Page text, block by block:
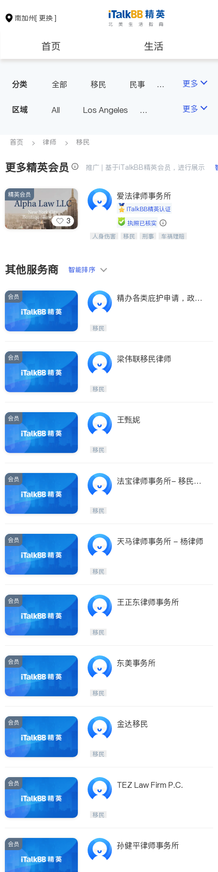
南加州[ 更换 ]
首页 生活
保险理财
银行贷款
建筑装修 教育
养老 非盈利组织
分类 全部 移民
民事
商业
律师-其它
更多
区域 All
Los Angeles
Alhambra & San Gabriel
Diamond Bar & Covina
Rowland Heights & Hacienda H
eights
Los Angeles County - Other Ci
ties
Riverside
Santa Barbara & Monterey
更多
首页 律师 移民
更多精英会员 推广 | 基于iTalkBB精英会员，进行展示
3
精英会员 爱法律师事务所
iTalkBB精英认证
执照已核实
一站式法律服务，华人首选.房东房
合同、刑事案件全包办
人身伤害 移民 刑事
车祸理赔
其他服务商 智能排序
会员
精办各类庇护申请，政
移民
会员 梁伟联移民律师
移民
会员 王甄妮
移民
会员
法宝律师事务所- 移民事
移民
会员 天马律师事务所 - 杨律师
移民
会员 王正东律师事务所
移民
会员 东美事务所
移民
会员 金达移民
移民
会员 TEZ Law Firm P.C.
移民
会员 孙健平律师事务所